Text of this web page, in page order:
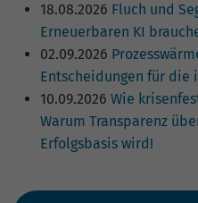
18.08.2026 Fluch und
Erneuerbaren KI
02.09.2026
Entscheidungen für die
10.09.2026 Wie
Warum Transparenz
Erfolgsbasis wird!